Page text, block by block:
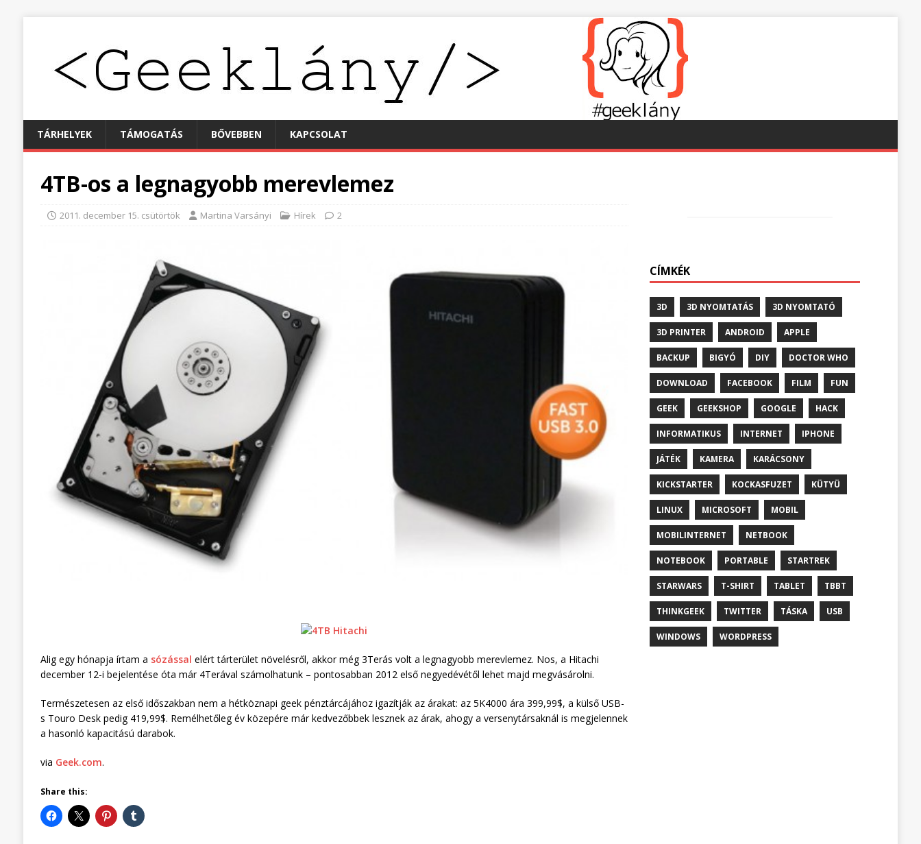
TÁRHELYEK TÁMOGATÁS BŐVEBBEN KAPCSOLAT
4TB-os a legnagyobb merevlemez
2011. december 15. csütörtök Martina Varsányi Hírek 2
Alig egy hónapja írtam a sózással elért tárterület növelésről, akkor még 3Terás volt a legnagyobb merevlemez. Nos, a Hitachi
december 12-i bejelentése óta már 4Terával számolhatunk – pontosabban 2012 első negyedévétől lehet majd megvásárolni.
Természetesen az első időszakban nem a hétköznapi geek pénztárcájához igazítják az árakat: az 5K4000 ára 399,99$, a külső USB-
s Touro Desk pedig 419,99$. Remélhetőleg év közepére már kedvezőbbek lesznek az árak, ahogy a versenytársaknál is megjelennek
a hasonló kapacitású darabok.
via Geek.com.
Share this:
CÍMKÉK
3D 3D NYOMTATÁS 3D NYOMTATÓ
3D PRINTER ANDROID APPLE
BACKUP BIGYÓ DIY DOCTOR WHO
DOWNLOAD FACEBOOK FILM FUN
GEEK GEEKSHOP GOOGLE HACK
INFORMATIKUS INTERNET IPHONE
JÁTÉK KAMERA KARÁCSONY
KICKSTARTER KOCKASFUZET KÜTYÜ
LINUX MICROSOFT MOBIL
MOBILINTERNET NETBOOK
NOTEBOOK PORTABLE STARTREK
STARWARS T-SHIRT TABLET TBBT
THINKGEEK TWITTER TÁSKA USB
WINDOWS WORDPRESS